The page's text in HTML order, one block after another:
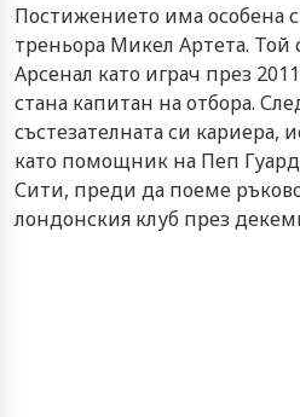
Постижението има особена
треньора Микел Артета.
Арсенал като играч през
стана капитан на отбора.
състезателната си кариера,
като помощник на Пеп
Сити, преди да поеме
лондонския клуб през